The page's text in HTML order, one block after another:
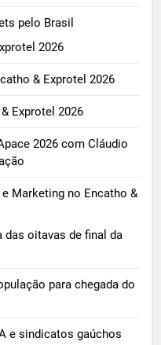
pelo Brasil
2026
& Exprotel 2026
Exprotel 2026
2026 com Cláudio
Marketing no Encatho &
oitavas de final da
para chegada do
e sindicatos gaúchos